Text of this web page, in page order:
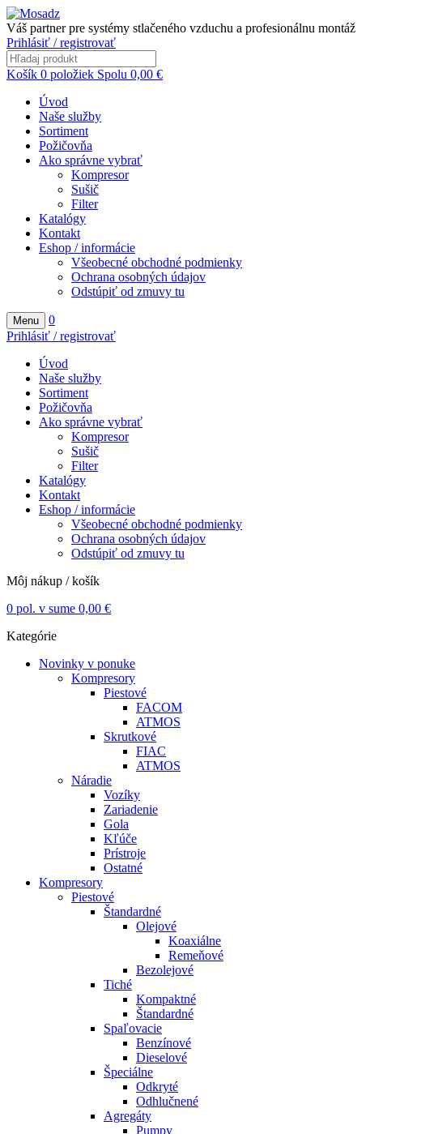
Váš partner pre systémy stlačeného vzduchu a profesionálnu montáž
Prihlásiť / registrovať
Košík 0 položiek Spolu 0,00 €
Úvod
Naše služby
Sortiment
Požičovňa
Ako správne vybrať
Kompresor
Sušič
Filter
Katalógy
Kontakt
Eshop / informácie
Všeobecné obchodné podmienky
Ochrana osobných údajov
Odstúpiť od zmuvy tu
Menu
0
Prihlásiť / registrovať
Úvod
Naše služby
Sortiment
Požičovňa
Ako správne vybrať
Kompresor
Sušič
Filter
Katalógy
Kontakt
Eshop / informácie
Všeobecné obchodné podmienky
Ochrana osobných údajov
Odstúpiť od zmuvy tu
Môj nákup / košík
0 pol. v sume 0,00 €
Kategórie
Novinky v ponuke
Kompresory
Piestové
FACOM
ATMOS
Skrutkové
FIAC
ATMOS
Náradie
Vozíky
Zariadenie
Gola
Kľúče
Prístroje
Ostatné
Kompresory
Piestové
Štandardné
Olejové
Koaxiálne
Remeňové
Bezolejové
Tiché
Kompaktné
Štandardné
Spaľovacie
Benzínové
Dieselové
Špeciálne
Odkryté
Odhlučnené
Agregáty
Pumpy